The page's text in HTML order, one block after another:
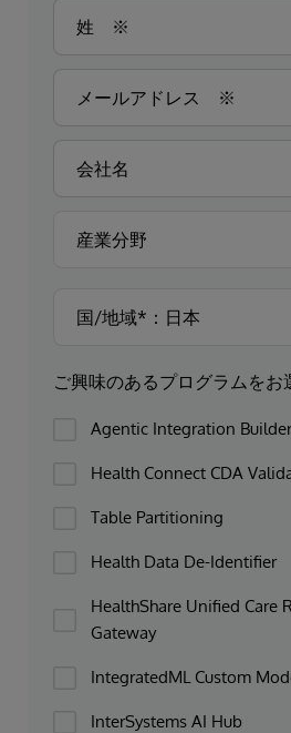
ご興味のあるプログラムをお
Agentic Integration Builder
Health Connect CDA
Table Partitioning
Health Data De-Identifier
HealthShare Unified Care
Gateway
IntegratedML Custom
InterSystems AI Hub